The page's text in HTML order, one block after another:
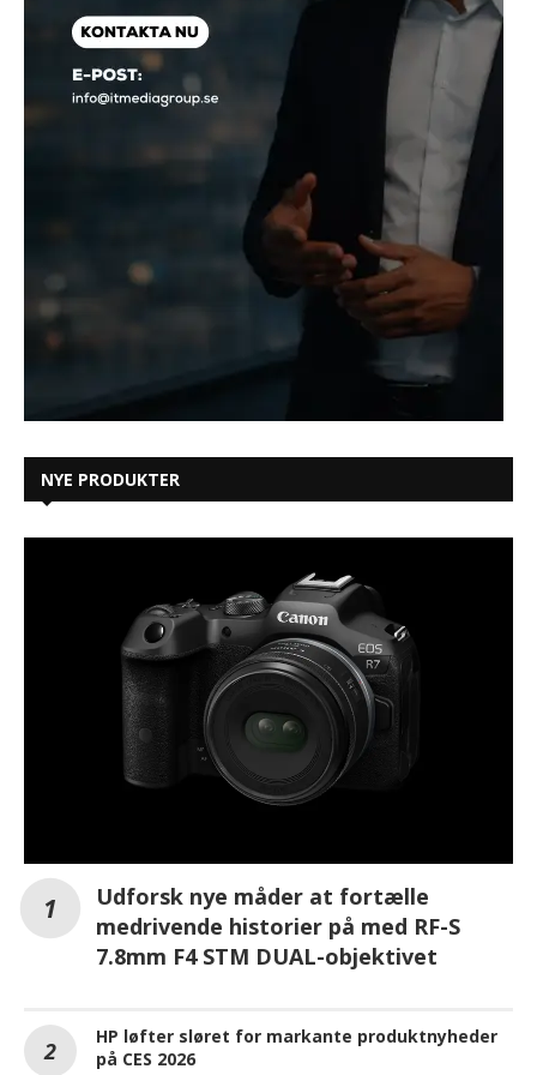
NYE PRODUKTER
Udforsk nye måder at fortælle
medrivende historier på med RF-S
7.8mm F4 STM DUAL-objektivet
HP løfter sløret for markante produktnyheder
på CES 2026